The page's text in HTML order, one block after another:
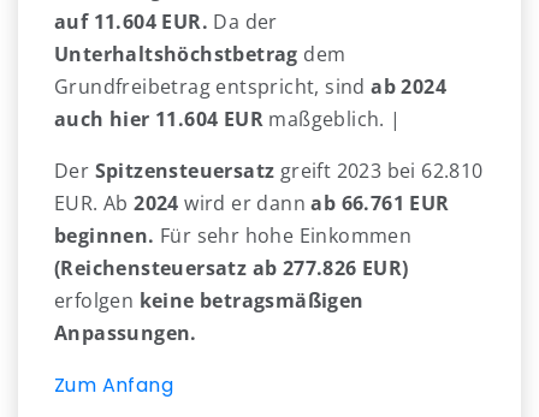
auf 11.604 EUR. Da der
Unterhaltshöchstbetrag dem
Grundfreibetrag entspricht, sindab 2024
auch hier 11.604 EUR maßgeblich. |
Der Spitzensteuersatz greift 2023 bei 62.810
EUR. Ab2024wird er dannab 66.761 EUR
beginnen. Für sehr hohe Einkommen
(Reichensteuersatz ab 277.826 EUR)
erfolgen keine betragsmäßigen
Anpassungen.
Zum Anfang